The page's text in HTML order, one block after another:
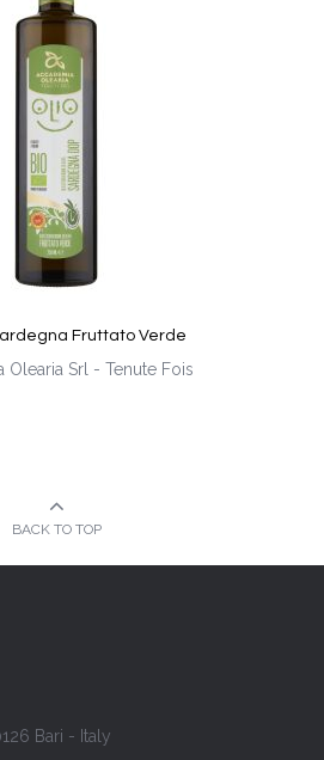
Fruttato Verde
Olearia Srl - Tenute Fois
BACK TO TOP
Bari - Italy